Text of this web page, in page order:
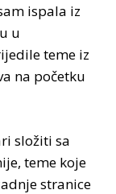
ispala iz
u
teme iz
na početku
složiti sa
teme koje
stranice